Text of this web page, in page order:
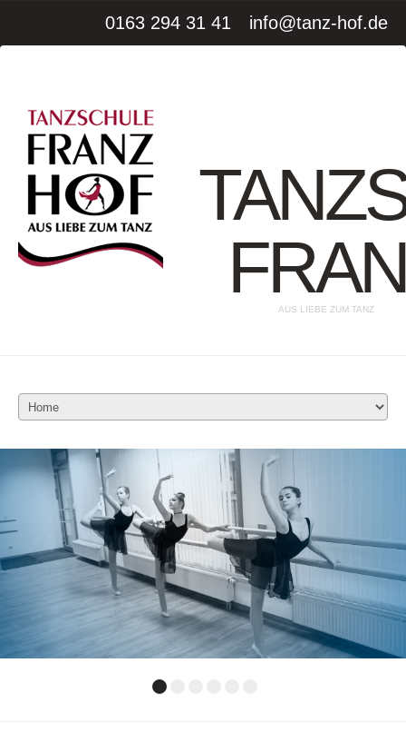
0163 294 31 41 info@tanz-hof.de
AUS LIEBE ZUM TANZ